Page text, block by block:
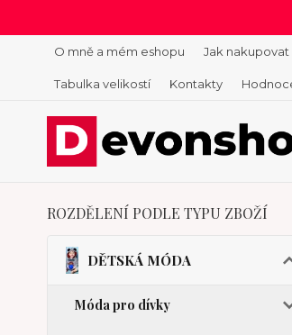
O mně a mém eshopu Jak nakupovat
Tabulka velikostí Kontakty
ROZDĚLENÍ PODLE TYPU ZBOŽÍ
DĚTSKÁ MÓDA
Móda pro dívky